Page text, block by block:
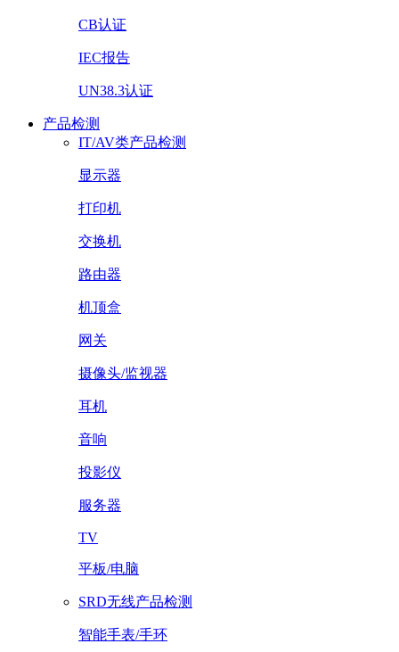
CB认证
IEC报告
UN38.3认证
产品检测
IT/AV类产品检测
显示器
打印机
交换机
路由器
机顶盒
网关
摄像头/监视器
耳机
音响
投影仪
服务器
TV
平板/电脑
SRD无线产品检测
智能手表/手环